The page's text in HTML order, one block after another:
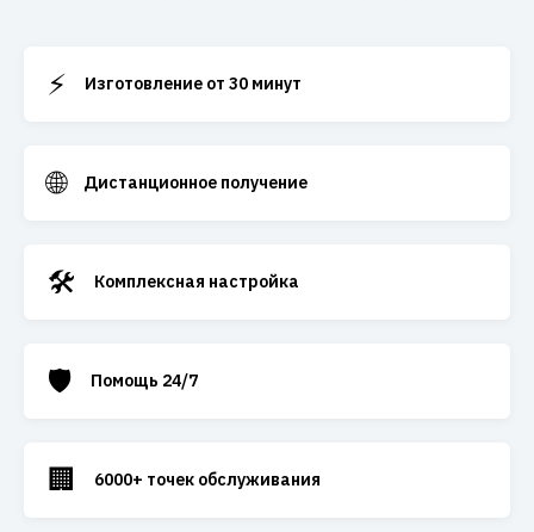
⚡ Изготовление от 30 минут
🌐 Дистанционное получение
🛠️ Комплексная настройка
🛡️ Помощь 24/7
🏢 6000+ точек обслуживания